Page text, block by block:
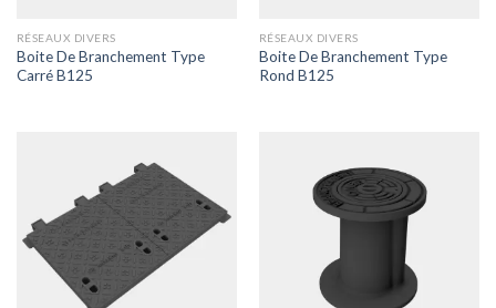
RÉSEAUX DIVERS
Boite De Branchement Type
Carré B125
RÉSEAUX DIVERS
Boite De Branchement Type
Rond B125